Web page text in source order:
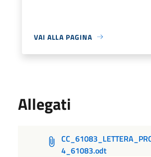
VAI ALLA PAGINA
Allegati
4_61083.odt